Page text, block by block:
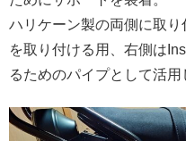
ハリケーン製の両側に取
を取り付ける用、右側は
るためのパイプとして活用